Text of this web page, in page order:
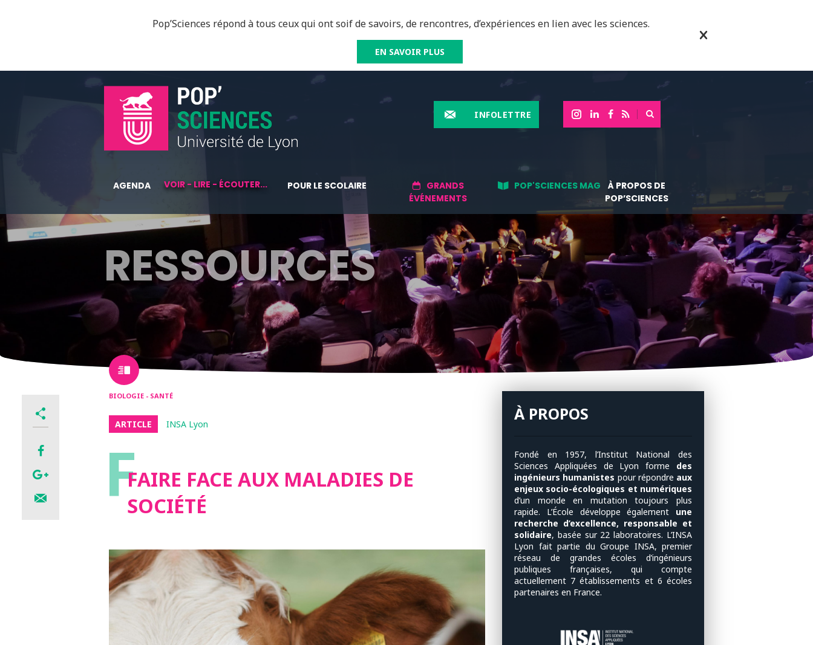
Pop’Sciences répond à tous ceux qui ont soif de savoirs, de rencontres, d’expériences en lien avec les sciences.
EN SAVOIR PLUS
INFOLETTRE
AGENDA VOIR - LIRE - ÉCOUTER... POUR LE SCOLAIRE
GRANDS
ÉVÉNEMENTS
POP'SCIENCES MAG
À PROPOS DE
POP’SCIENCES
RESSOURCES
BIOLOGIE - SANTÉ
ARTICLE INSA Lyon
FFAIRE FACE AUX MALADIES DE
SOCIÉTÉ
À PROPOS
Fondé en 1957, l’Institut National des
Sciences Appliquées de Lyon forme des
ingénieurs humanistes pour répondre aux
enjeux socio-écologiques et numériques
d’un monde en mutation toujours plus
rapide. L’École développe également une
recherche d’excellence, responsable et
solidaire, basée sur 22 laboratoires. L’INSA
Lyon fait partie du Groupe INSA, premier
réseau de grandes écoles d’ingénieurs
publiques françaises, qui compte
actuellement 7 établissements et 6 écoles
partenaires en France.